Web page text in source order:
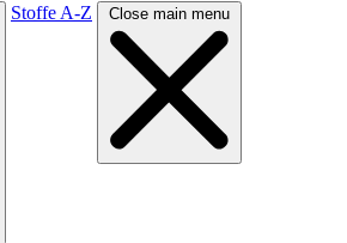
Stoffe A-Z Close main menu